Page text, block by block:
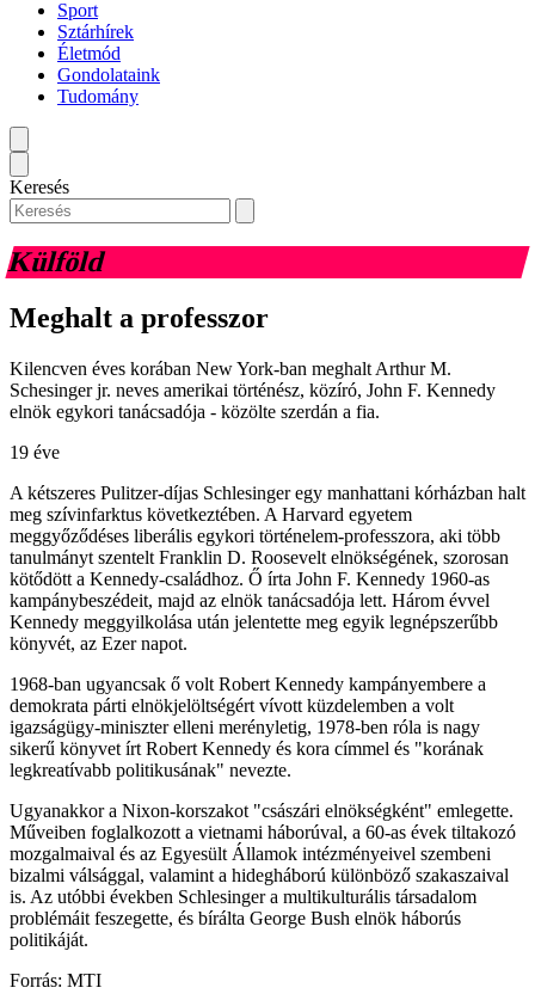
Sport
Sztárhírek
Életmód
Gondolataink
Tudomány
Keresés
Külföld
Meghalt a professzor
Kilencven éves korában New York-ban meghalt Arthur M.
Schesinger jr. neves amerikai történész, közíró, John F. Kennedy
elnök egykori tanácsadója - közölte szerdán a fia.
19 éve
A kétszeres Pulitzer-díjas Schlesinger egy manhattani kórházban halt
meg szívinfarktus következtében. A Harvard egyetem
meggyőződéses liberális egykori történelem-professzora, aki több
tanulmányt szentelt Franklin D. Roosevelt elnökségének, szorosan
kötődött a Kennedy-családhoz. Ő írta John F. Kennedy 1960-as
kampánybeszédeit, majd az elnök tanácsadója lett. Három évvel
Kennedy meggyilkolása után jelentette meg egyik legnépszerűbb
könyvét, az Ezer napot.
1968-ban ugyancsak ő volt Robert Kennedy kampányembere a
demokrata párti elnökjelöltségért vívott küzdelemben a volt
igazságügy-miniszter elleni merényletig, 1978-ben róla is nagy
sikerű könyvet írt Robert Kennedy és kora címmel és "korának
legkreatívabb politikusának" nevezte.
Ugyanakkor a Nixon-korszakot "császári elnökségként" emlegette.
Műveiben foglalkozott a vietnami háborúval, a 60-as évek tiltakozó
mozgalmaival és az Egyesült Államok intézményeivel szembeni
bizalmi válsággal, valamint a hidegháború különböző szakaszaival
is. Az utóbbi években Schlesinger a multikulturális társadalom
problémáit feszegette, és bírálta George Bush elnök háborús
politikáját.
Forrás: MTI